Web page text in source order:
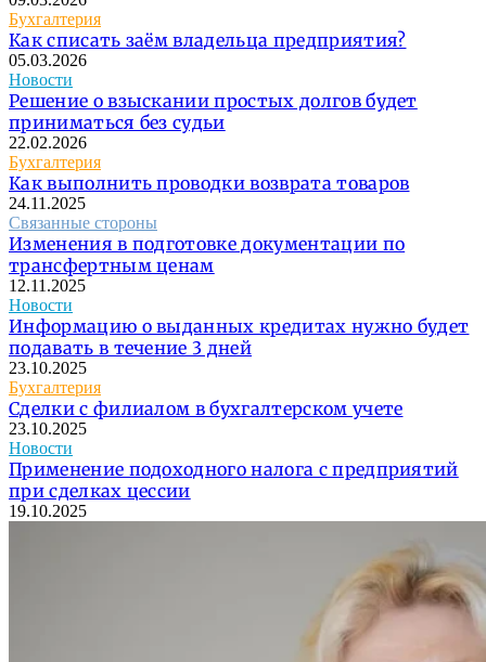
Бухгалтерия
Как списать заём владельца предприятия?
05.03.2026
Новости
Решение о взыскании простых долгов будет
приниматься без судьи
22.02.2026
Бухгалтерия
Как выполнить проводки возврата товаров
24.11.2025
Связанные стороны
Изменения в подготовке документации по
трансфертным ценам
12.11.2025
Новости
Информацию о выданных кредитах нужно будет
подавать в течение 3 дней
23.10.2025
Бухгалтерия
Сделки с филиалом в бухгалтерском учете
23.10.2025
Новости
Применение подоходного налога с предприятий
при сделках цессии
19.10.2025